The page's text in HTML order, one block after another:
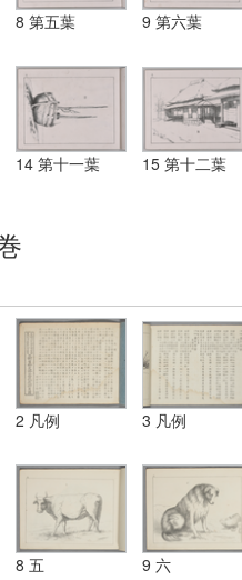
8 第五葉 9 第六葉
14 第十一葉 15 第十二葉
2 凡例 3 凡例
8 五 9 六